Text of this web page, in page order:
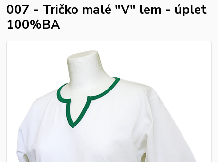
007 - Tričko malé "V" lem - úplet
100%BA